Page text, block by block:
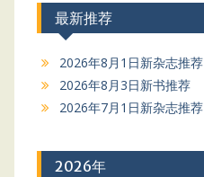
最新推荐
2026年8月1日新杂志推荐
2026年8月3日新书推荐
2026年7月1日新杂志推荐
2026年